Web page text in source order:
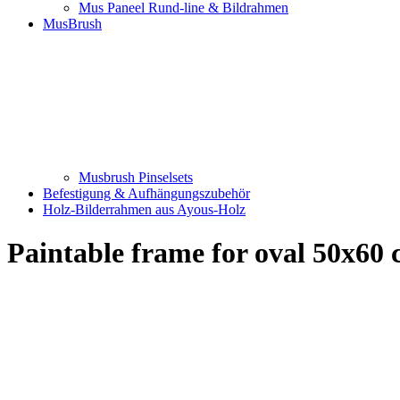
Mus Paneel Rund-line & Bildrahmen
MusBrush
Musbrush Pinselsets
Befestigung & Aufhängungszubehör
Holz-Bilderrahmen aus Ayous-Holz
Paintable frame for oval 50x60